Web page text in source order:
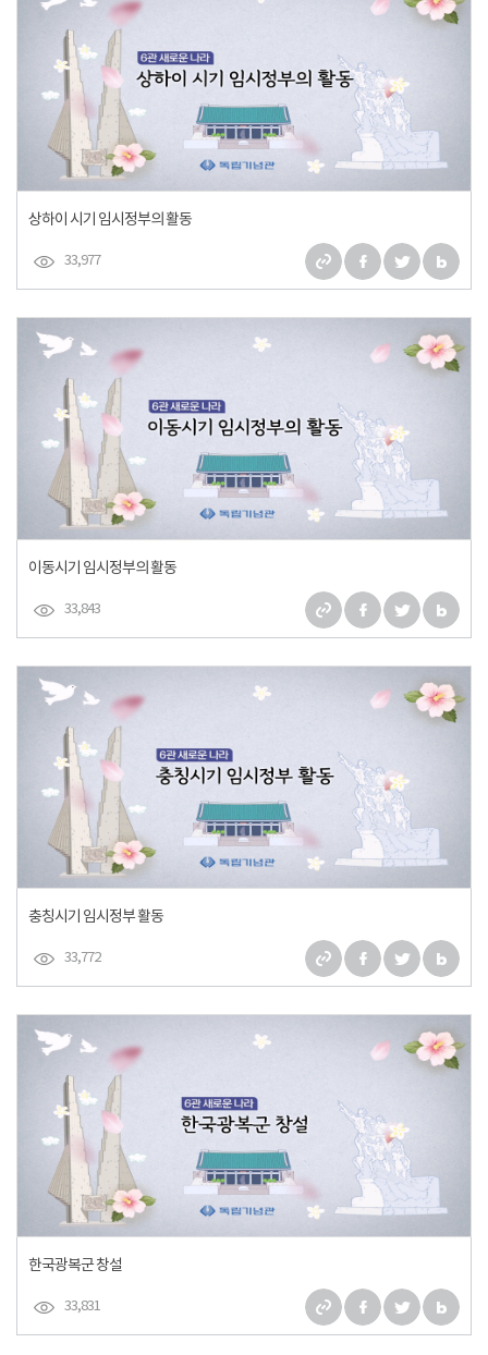
상하이 시기 임시정부의 활동
33,977
이동시기 임시정부의 활동
33,843
충칭시기 임시정부 활동
33,772
한국광복군 창설
33,831